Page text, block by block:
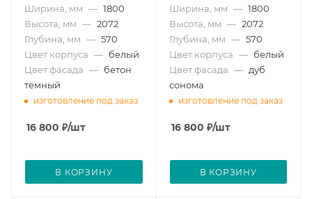
Ширина, мм — 1800
Высота, мм — 2072
Глубина, мм — 570
Цвет корпуса — белый
Цвет фасада — бетон
темный
изготовление под заказ
16 800 ₽/шт
В КОРЗИНУ
Ширина, мм — 1800
Высота, мм — 2072
Глубина, мм — 570
Цвет корпуса — белый
Цвет фасада — дуб
сонома
изготовление под заказ
16 800 ₽/шт
В КОРЗИНУ